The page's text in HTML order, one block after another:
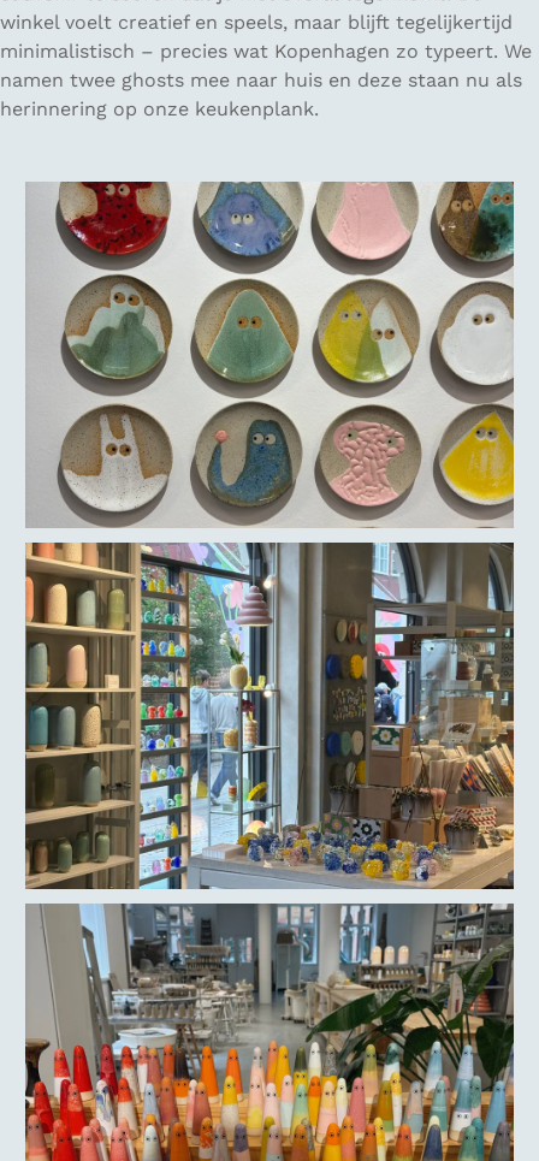
winkel voelt creatief en speels, maar blijft tegelijkertijd
minimalistisch – precies wat Kopenhagen zo typeert. We
namen twee ghosts mee naar huis en deze staan nu als
herinnering op onze keukenplank.